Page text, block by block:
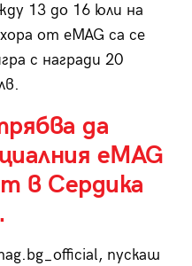
13 до 16 юли на
от eMAG са се
с награди 20
да
eMAG
в Сердика
пускаш